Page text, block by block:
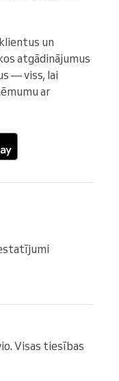
un
atgādinājumus
— viss, lai
ar
Visas tiesības